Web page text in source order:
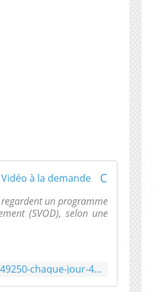
regardent un programme
(SVOD), selon une
http://www.ladepeche.fr/article/2017/09/20/2649250-chaque-jour-4-francais-regardent-video-demande.html